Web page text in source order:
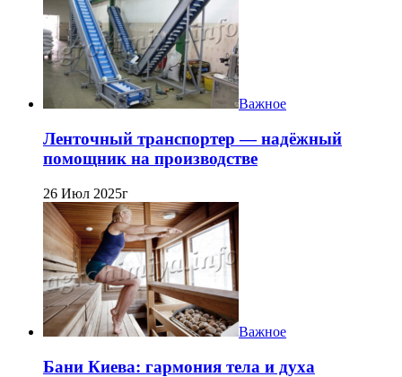
Важное
Ленточный транспортер — надёжный
помощник на производстве
26 Июл 2025г
Важное
Бани Киева: гармония тела и духа